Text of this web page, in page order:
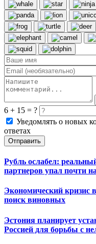
6 + 15 = ?
Уведомлять о новых
ответах
Отправить
Рубль ослабел:
партнеров упал почти
Экономический кризис
поиск виновных
Эстония планирует
Россией для борьбы с